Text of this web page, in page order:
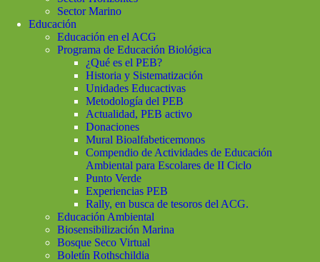
Sector Marino
Educación
Educación en el ACG
Programa de Educación Biológica
¿Qué es el PEB?
Historia y Sistematización
Unidades Educactivas
Metodología del PEB
Actualidad, PEB activo
Donaciones
Mural Bioalfabeticemonos
Compendio de Actividades de Educación
Ambiental para Escolares de II Ciclo
Punto Verde
Experiencias PEB
Rally, en busca de tesoros del ACG.
Educación Ambiental
Biosensibilización Marina
Bosque Seco Virtual
Boletín Rothschildia